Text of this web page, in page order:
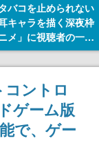
タバコを止められない
キャラを描く深夜枠
メ」に視聴者の一部
批判意見。違法薬物
用と思しき描写も含
て、BPOが議論を交わ
ントロ
ゲーム版
で、ゲー